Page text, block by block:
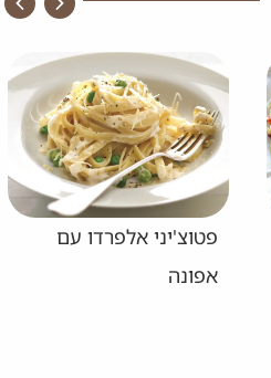
פטוצ'יני אלפרדו עם
אפונה